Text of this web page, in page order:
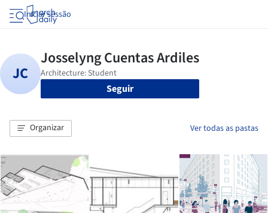
Iniciar sessão
Seguir
Organizar Ver todas as pastas